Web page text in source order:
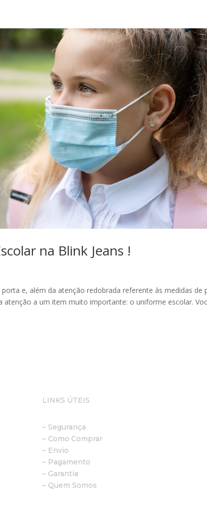
na Blink Jeans !
e, além da atenção redobrada referente às medidas de
atenção a um item muito importante: o uniforme escolar.
LINKS ÚTEIS
– Segurança
– Como Comprar
– Envio
– Pagamento
– Garantia
– Quem Somos